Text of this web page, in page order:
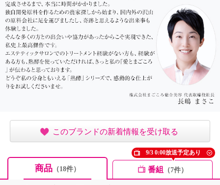
このブランドの新着情報を受け取る
商品 （18件） 番組 （7件）
9/3 0:00放送予定あり